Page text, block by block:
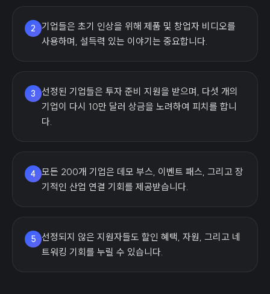
2
기업들은 초기 인상을 위해 제품 및 창업자 비디오를
사용하며, 설득력 있는 이야기는 중요합니다.
3
선정된 기업들은 투자 준비 지원을 받으며, 다섯 개의
기업이 다시 10만 달러 상금을 노려하여 피치를 합니
다.
4 모든 200개 기업은 데모 부스, 이벤트 패스, 그리고 장
기적인 산업 연결 기회를 제공받습니다.
5 선정되지 않은 지원자들도 할인 혜택, 자원, 그리고 네
트워킹 기회를 누릴 수 있습니다.